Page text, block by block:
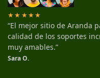
★★★★★
“El mejor sitio de Aranda
calidad de los soportes
muy amables.”
Sara O.